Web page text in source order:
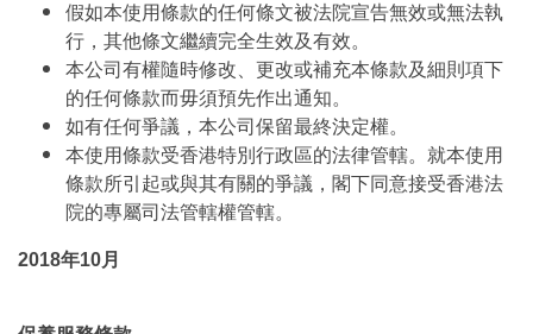
假如本使用條款的任何條文被法院宣告無效或無法執
行，其他條文繼續完全生效及有效。
本公司有權隨時修改、更改或補充本條款及細則項下
的任何條款而毋須預先作出通知。
如有任何爭議，本公司保留最終決定權。
本使用條款受香港特別行政區的法律管轄。就本使用
條款所引起或與其有關的爭議，閣下同意接受香港法
院的專屬司法管轄權管轄。
2018年10月